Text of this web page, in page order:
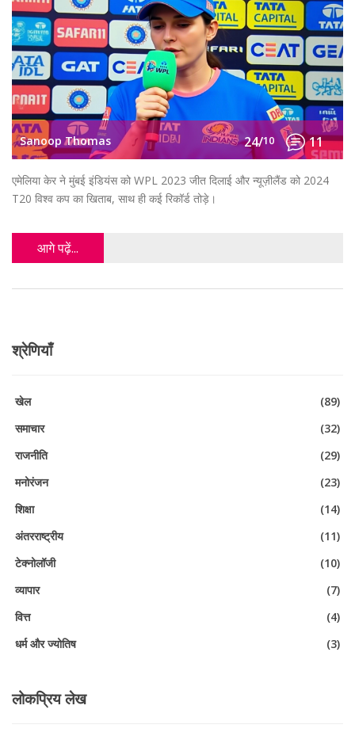
Sanoop Thomas 24/10 11
एमेलिया केर ने मुंबई इंडियंस को WPL 2023 जीत दिलाई और न्यूज़ीलैंड को 2024
T20 विश्व कप का खिताब, साथ ही कई रिकॉर्ड तोड़े।
आगे पढ़ें...
श्रेणियाँ
खेल
(89)
समाचार
(32)
राजनीति
(29)
मनोरंजन
(23)
शिक्षा
(14)
अंतरराष्ट्रीय
(11)
टेक्नोलॉजी
(10)
व्यापार
(7)
वित्त
(4)
धर्म और ज्योतिष
(3)
लोकप्रिय लेख